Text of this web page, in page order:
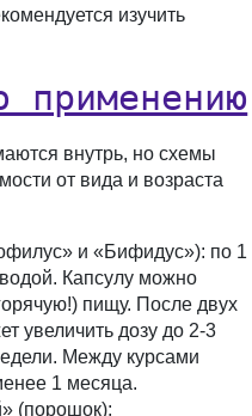
изучить
применению
внутрь, но схемы
от вида и возраста
и «Бифидус»): по 1
Капсулу можно
пищу. После двух
увеличить дозу до 2-3
Между курсами
1 месяца.
(порошок):